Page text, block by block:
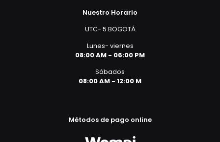
Nuestro Horario
UTC- 5 BOGOTÁ
Lunes- viernes
08:00 AM - 06:00 PM
Sábados
08:00 AM - 12:00 M
Métodos de pago online